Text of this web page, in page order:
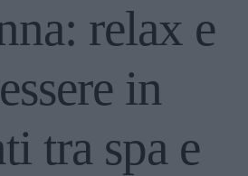
relax e
in
tra spa e